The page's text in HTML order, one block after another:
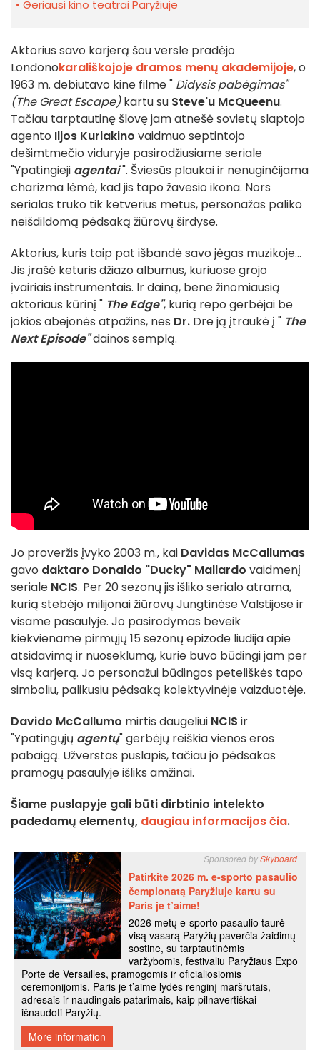
Geriausi kino teatrai Paryžiuje
Aktorius savo karjerą šou versle pradėjo
Londonokarališkojoje dramos menų akademijoje, o
1963 m. debiutavo kine filme " Didysis pabėgimas"
(The Great Escape)kartu su Steve'u McQueenu.
Tačiau tarptautinę šlovę jam atnešė sovietų slaptojo
agento Iljos Kuriakino vaidmuo septintojo
dešimtmečio viduryje pasirodžiusiame seriale
"Ypatingieji agentai". Šviesūs plaukai ir nenuginčijama
charizma lėmė, kad jis tapo žavesio ikona. Nors
serialas truko tik ketverius metus, personažas paliko
neišdildomą pėdsaką žiūrovų širdyse.
Aktorius, kuris taip pat išbandė savo jėgas muzikoje...
Jis įrašė keturis džiazo albumus, kuriuose grojo
įvairiais instrumentais. Ir dainą, bene žinomiausią
aktoriaus kūrinį " The Edge", kurią repo gerbėjai be
jokios abejonės atpažins, nes Dr. Dre ją įtraukė į " The
Next Episode"dainos semplą.
Jo proveržis įvyko 2003 m., kai Davidas McCallumas
gavo daktaro Donaldo "Ducky" Mallardo vaidmenį
seriale NCIS. Per 20 sezonų jis išliko serialo atrama,
kurią stebėjo milijonai žiūrovų Jungtinėse Valstijose ir
visame pasaulyje. Jo pasirodymas beveik
kiekviename pirmųjų 15 sezonų epizode liudija apie
atsidavimą ir nuoseklumą, kurie buvo būdingi jam per
visą karjerą. Jo personažui būdingos peteliškės tapo
simboliu, palikusiu pėdsaką kolektyvinėje vaizduotėje.
Davido McCallumo mirtis daugeliui NCIS ir
"Ypatingųjų agentų" gerbėjų reiškia vienos eros
pabaigą. Užverstas puslapis, tačiau jo pėdsakas
pramogų pasaulyje išliks amžinai.
Šiame puslapyje gali būti dirbtinio intelekto
padedamų elementų, daugiau informacijos čia.